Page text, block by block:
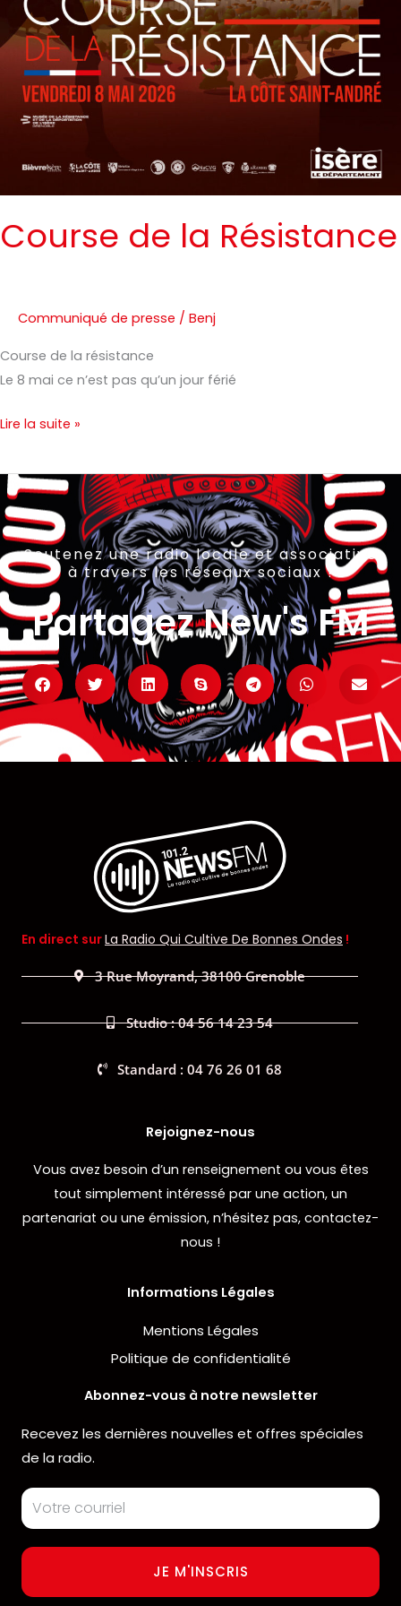
Course de la Résistance
Communiqué de presse / Benj
Course de la résistance
Le 8 mai ce n’est pas qu’un jour férié
Lire la suite »
Soutenez une radio locale et associative
à travers les réseaux sociaux !
Partagez New's FM
En direct surLa Radio Qui Cultive De Bonnes Ondes !
3 Rue Moyrand, 38100 Grenoble
Studio : 04 56 14 23 54
Standard : 04 76 26 01 68
Rejoignez-nous
Vous avez besoin d’un renseignement ou vous êtes
tout simplement intéressé par une action, un
partenariat ou une émission, n’hésitez pas, contactez-
nous !
Informations Légales
Mentions Légales
Politique de confidentialité
Abonnez-vous à notre newsletter
Recevez les dernières nouvelles et offres spéciales
de la radio.
Email
Address
JE M'INSCRIS